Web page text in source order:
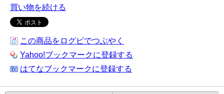
買い物を続ける
この商品をログピでつぶやく
Yahoo!ブックマークに登録する
はてなブックマークに登録する